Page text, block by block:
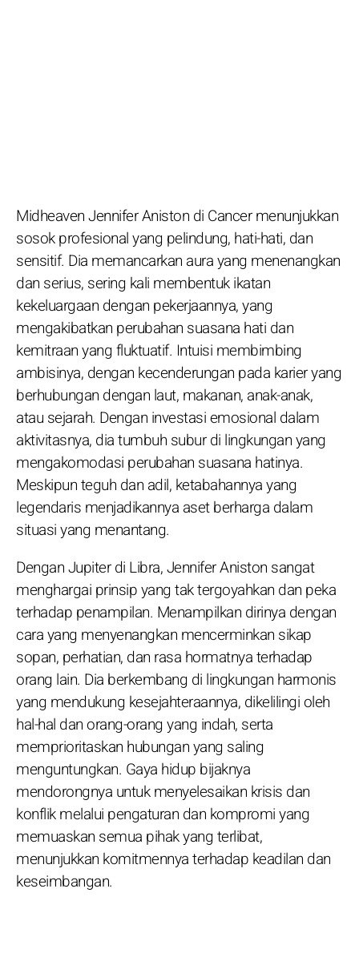
Midheaven Jennifer Aniston di Cancer menunjukkan
sosok profesional yang pelindung, hati-hati, dan
sensitif. Dia memancarkan aura yang menenangkan
dan serius, sering kali membentuk ikatan
kekeluargaan dengan pekerjaannya, yang
mengakibatkan perubahan suasana hati dan
kemitraan yang fluktuatif. Intuisi membimbing
ambisinya, dengan kecenderungan pada karier yang
berhubungan dengan laut, makanan, anak-anak,
atau sejarah. Dengan investasi emosional dalam
aktivitasnya, dia tumbuh subur di lingkungan yang
mengakomodasi perubahan suasana hatinya.
Meskipun teguh dan adil, ketabahannya yang
legendaris menjadikannya aset berharga dalam
situasi yang menantang.
Dengan Jupiter di Libra, Jennifer Aniston sangat
menghargai prinsip yang tak tergoyahkan dan peka
terhadap penampilan. Menampilkan dirinya dengan
cara yang menyenangkan mencerminkan sikap
sopan, perhatian, dan rasa hormatnya terhadap
orang lain. Dia berkembang di lingkungan harmonis
yang mendukung kesejahteraannya, dikelilingi oleh
hal-hal dan orang-orang yang indah, serta
memprioritaskan hubungan yang saling
menguntungkan. Gaya hidup bijaknya
mendorongnya untuk menyelesaikan krisis dan
konflik melalui pengaturan dan kompromi yang
memuaskan semua pihak yang terlibat,
menunjukkan komitmennya terhadap keadilan dan
keseimbangan.